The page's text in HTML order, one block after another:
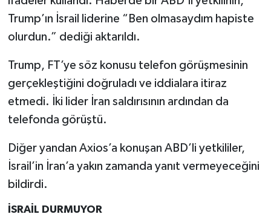
Trump’ın İsrail liderine “Ben olmasaydım hapiste
olurdun.” dediği aktarıldı.
Trump, FT’ye söz konusu telefon görüşmesinin
gerçekleştiğini doğruladı ve iddialara itiraz
etmedi. İki lider İran saldırısının ardından da
telefonda görüştü.
Diğer yandan Axios’a konuşan ABD’li yetkililer,
İsrail’in İran’a yakın zamanda yanıt vermeyeceğini
bildirdi.
İSRAİL DURMUYOR